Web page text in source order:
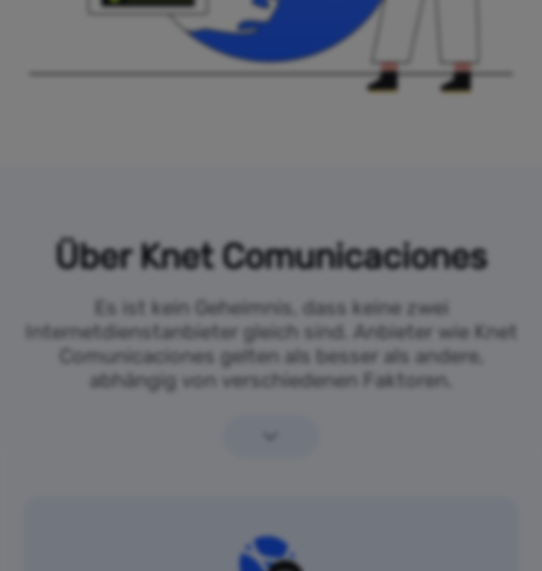
Über Knet Comunicaciones
Es ist kein Geheimnis, dass keine zwei
Internetdienstanbieter gleich sind. Anbieter wie Knet
Comunicaciones gelten als besser als andere,
abhängig von verschiedenen Faktoren.